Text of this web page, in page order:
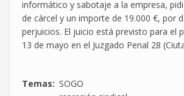
informático y sabotaje a la empresa,
de cárcel y un importe de 19.000 €, por
perjuicios. El juicio está previsto para el
13 de mayo en el Juzgado Penal 28
Temas
SOGO